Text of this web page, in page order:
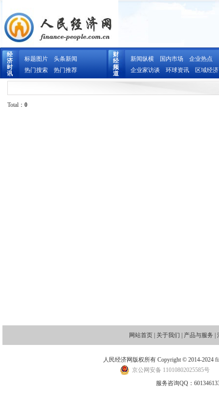
经
济
时
讯
标题图片
头条新闻
热门搜索
热门推荐
财
经
频
道
新闻纵横 国内市场
企业热点
企业家访谈
环球资讯 区域经济
Total： 0
网站首页 关于我们 产品与服务
人民经济网版权所有 Copyright © 2014-2024
京公网安备 11010802025585号
服务咨询QQ：